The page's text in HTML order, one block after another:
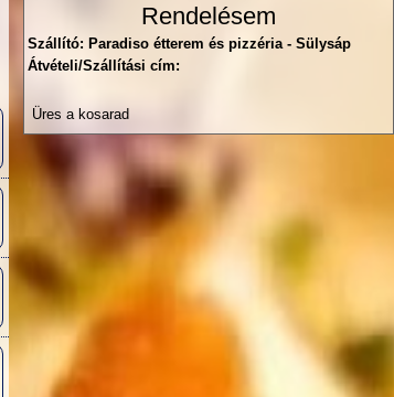
Rendelésem
Szállító: Paradiso étterem és pizzéria - Sülysáp
Átvételi/Szállítási cím:
Üres a kosarad